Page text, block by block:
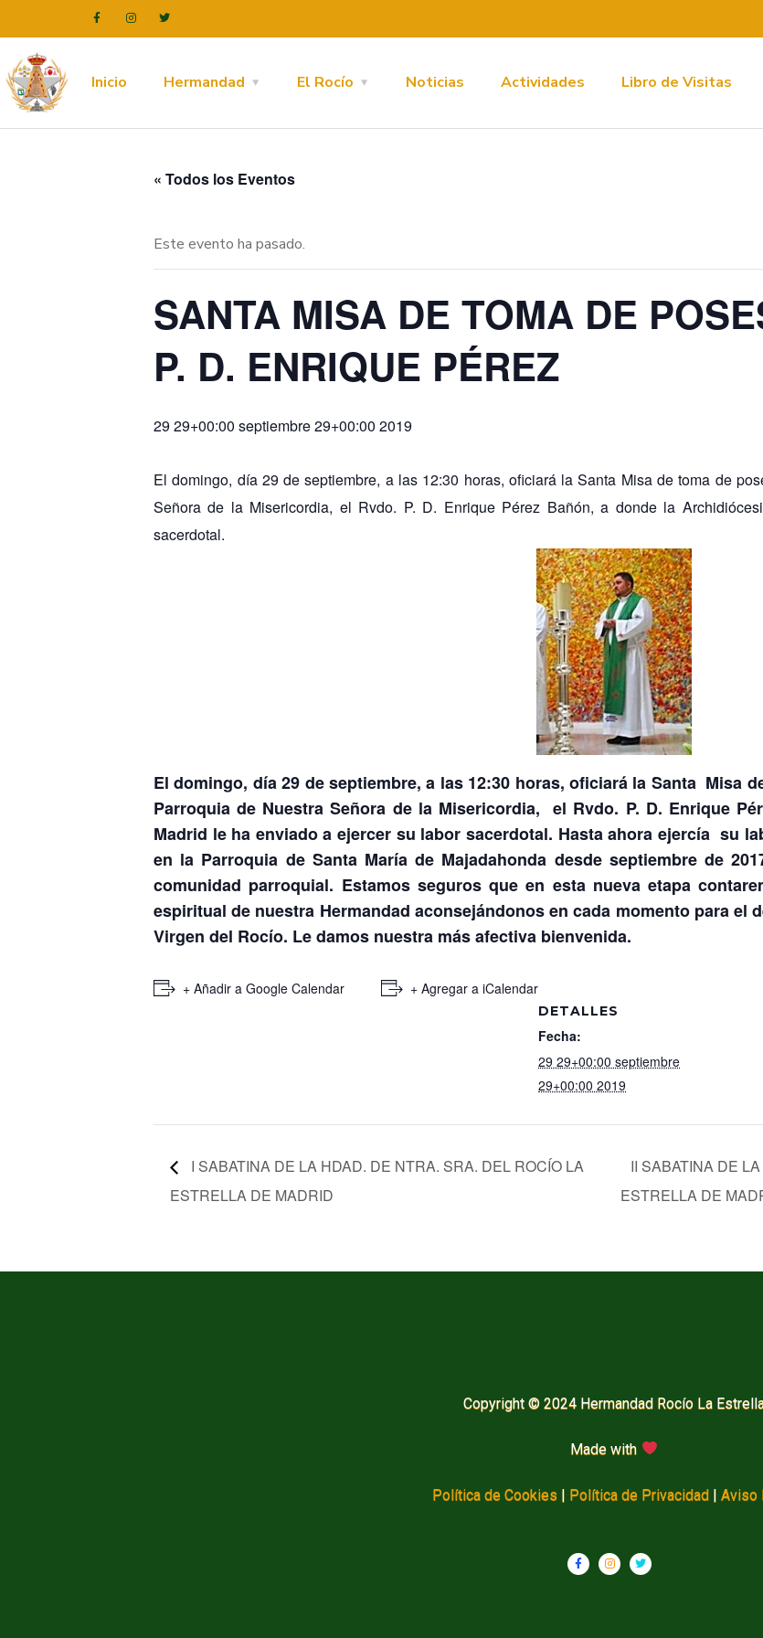
Inicio Hermandad El Rocío Noticias Actividades Libro de Visitas
« Todos los Eventos
Este evento ha pasado.
SANTA MISA DE TOMA DE
P. D. ENRIQUE PÉREZ
29 29+00:00 septiembre 29+00:00 2019
El domingo, día 29 de septiembre, a las 12:30 horas, oficiará la Santa Misa de toma de
Señora de la Misericordia, el Rvdo. P. D. Enrique Pérez Bañón, a donde la
sacerdotal.
El domingo, día 29 de septiembre, a las 12:30 horas, oficiará la Santa Misa
Parroquia de Nuestra Señora de la Misericordia, el Rvdo. P. D. Enrique
Madrid le ha enviado a ejercer su labor sacerdotal. Hasta ahora ejercía su
en la Parroquia de Santa María de Majadahonda desde septiembre de
comunidad parroquial. Estamos seguros que en esta nueva etapa
espiritual de nuestra Hermandad aconsejándonos en cada momento para
Virgen del Rocío. Le damos nuestra más afectiva bienvenida.
+ Añadir a Google Calendar + Agregar a iCalendar
DETALLES
Fecha:
29 29+00:00 septiembre
29+00:00 2019
I SABATINA DE LA HDAD. DE NTRA. SRA. DEL ROCÍO LA
ESTRELLA DE MADRID
II SABATINA DE
ESTRELLA DE
Copyright © 2024 Hermandad Rocío La
Made with
Política de Cookies | Política de Privacidad| Aviso